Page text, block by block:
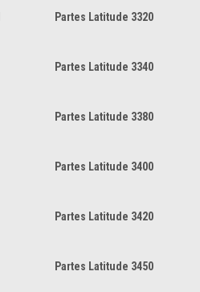
Partes Latitude 3320
Partes Latitude 3340
Partes Latitude 3380
Partes Latitude 3400
Partes Latitude 3420
Partes Latitude 3450